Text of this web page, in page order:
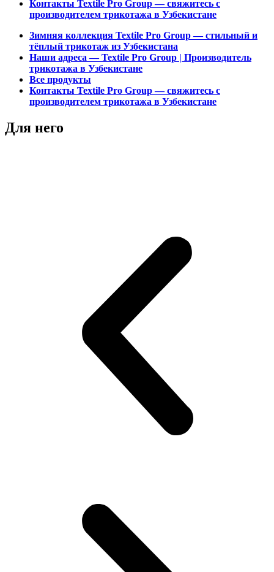
Контакты Textile Pro Group — свяжитесь с
производителем трикотажа в Узбекистане
Зимняя коллекция Textile Pro Group — стильный и
тёплый трикотаж из Узбекистана
Наши адреса — Textile Pro Group | Производитель
трикотажа в Узбекистане
Все продукты
Контакты Textile Pro Group — свяжитесь с
производителем трикотажа в Узбекистане
Для него